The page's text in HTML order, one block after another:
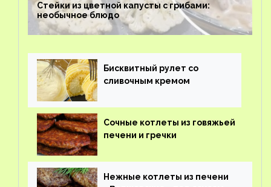
Стейки из цветной капусты с грибами:
необычное блюдо
Бисквитный рулет со
сливочным кремом
Сочные котлеты из говяжьей
печени и гречки
Нежные котлеты из печени